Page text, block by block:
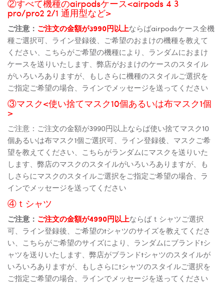
②すべて機種のairpodsケース<airpods 4 3
pro/pro2 2/1 通用型など>
ご注意： ご注文の金額が3990円以上ならばairpodsケース全機
種ご選択可、ライン登録後、ご希望のおまけの機種を教えて
ください、こちらがご希望の機種により、ランダムにおまけ
ケースを送りいたします、弊店がおまけのケースのスタイル
がいろいろありますが、もしさらに機種のスタイルご選択を
ご指定ご希望の場合、ラインでメッセージを送ってください
③マスク<使い捨てマスク10個あるいは布マスク1個
>
ご注意：ご注文の金額が3990円以上ならば使い捨てマスク10
個あるいは布マスク1個ご選択可、ライン登録後、マスクご希
望を教えてください、こちらがランダムにマスクを送りいた
します、弊店のマスクのスタイルがいろいろありますが、も
しさらにマスクのスタイルご選択をご指定ご希望の場合、ラ
インでメッセージを送ってください
④ｔシャツ
ご注意： ご注文の金額が4990円以上ならばｔシャツご選択
可、ライン登録後、ご希望のtシャツのサイズを教えてくださ
い、こちらがご希望のサイズにより、ランダムにブランドtシ
ャツを送りいたします、弊店がブランドtシャツのスタイルが
いろいろありますが、もしさらにtシャツのスタイルご選択を
ご指定ご希望の場合、ラインでメッセージを送ってください